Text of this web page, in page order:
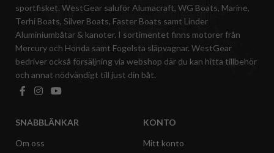
sportfisket. WestGear saluför Alumacraft, WG Boats, Marine,
Terhi Boats, Silver Boats, Faster Boats samt Linder
Aluminiumbåtar & kanoter. I sortimentet finns motorer från
Mercury och Honda samt Fogelsta släpvagnar. WestGear
bedriver också försäljning via webshop där du kan hitta tillbehör
och annat nödvändigt till just din båt.
SNABBLÄNKAR
Om oss
KONTO
Mitt konto